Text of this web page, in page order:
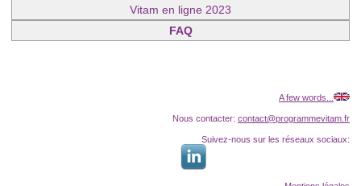
Vitam en ligne 2023
FAQ
A few words...
Nous contacter: contact@programmevitam.fr
Suivez-nous sur les réseaux sociaux: